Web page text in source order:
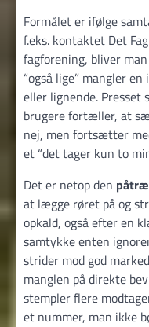
Formålet er ifølge
f.eks. kontaktet Det
fagforening, bliver
“også lige” mangler
eller lignende. Presset
brugere fortæller, at
nej, men fortsætter
et “det tager kun to
Det er netop den
at lægge røret på og
opkald, også efter en
samtykke enten
strider mod god
manglen på direkte
stempler flere
et nummer, man ikke